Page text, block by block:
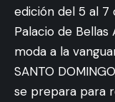
edición del 5 al 7
Palacio de
moda a la
SANTO
se prepara para